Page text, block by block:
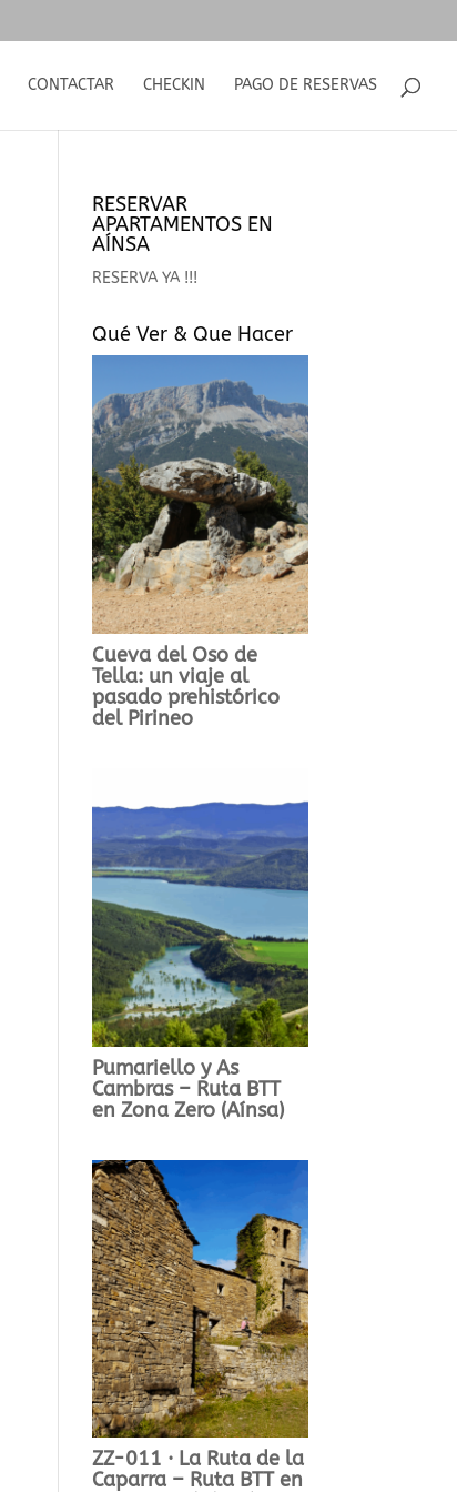
CONTACTAR CHECKIN PAGO DE RESERVAS
RESERVAR
APARTAMENTOS EN
AÍNSA
RESERVA YA !!!
Qué Ver & Que Hacer
Cueva del Oso de
Tella: un viaje al
pasado prehistórico
del Pirineo
Pumariello y As
Cambras – Ruta BTT
en Zona Zero (Aínsa)
ZZ-011 · La Ruta de la
Caparra – Ruta BTT en